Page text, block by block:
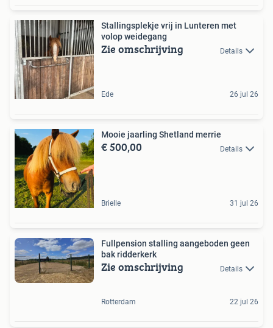
Stallingsplekje vrij in Lunteren met
volop weidegang
Zie omschrijving Details
Ede 26 jul 26
Mooie jaarling Shetland merrie
€ 500,00 Details
Brielle 31 jul 26
Fullpension stalling aangeboden geen
bak ridderkerk
Zie omschrijving Details
Rotterdam 22 jul 26